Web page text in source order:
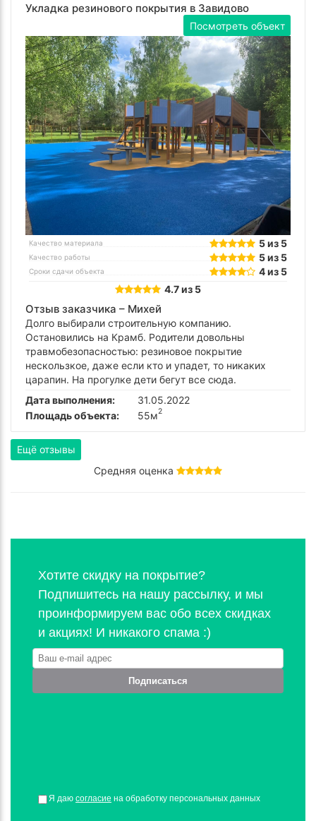
Укладка резинового покрытия в Завидово
Посмотреть объект
Качество материала 5 из 5
Качество работы 5 из 5
Сроки сдачи объекта
4 из 5
4.7 из 5
Отзыв заказчика – Михей
Долго выбирали строительную компанию.
Остановились на Крамб. Родители довольны
травмобезопасностью: резиновое покрытие
нескользкое, даже если кто и упадет, то никаких
царапин. На прогулке дети бегут все сюда.
Дата выполнения:
31.05.2022
Площадь объекта:
55м2
Ещё отзывы
Средняя оценка
Хотите скидку на покрытие?
Подпишитесь на нашу рассылку, и мы
проинформируем вас обо всех скидках
и акциях! И никакого спама :)
Подписаться
Я даю согласие на обработку персональных данных